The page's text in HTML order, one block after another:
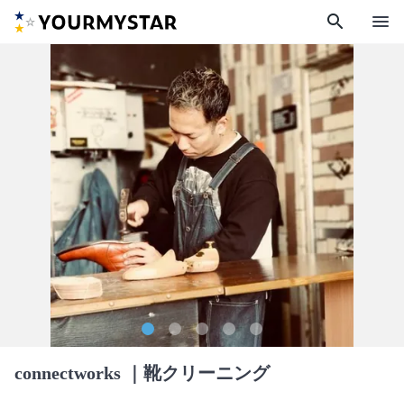
search menu
connectworks ｜靴クリーニング